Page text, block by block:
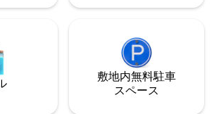
敷地内無料駐⁠車
ス⁠ペ⁠ー⁠ス